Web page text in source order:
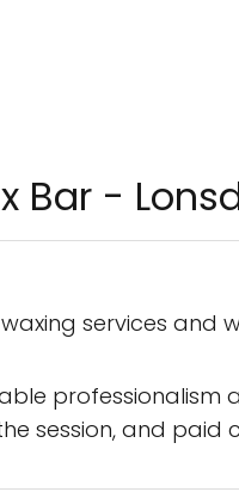
Bar -
services
professionalism
session, and paid